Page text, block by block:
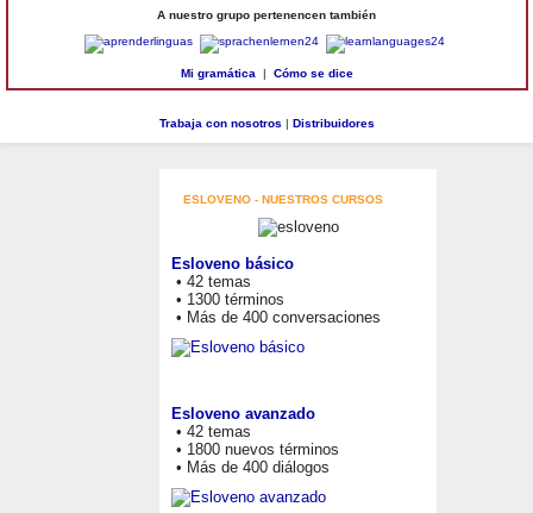
A nuestro grupo pertenencen también
Mi gramática | Cómo se dice
Trabaja con nosotros | Distribuidores
ESLOVENO - NUESTROS CURSOS
Esloveno básico
• 42 temas
• 1300 términos
• Más de 400 conversaciones
Esloveno avanzado
• 42 temas
• 1800 nuevos términos
• Más de 400 diálogos